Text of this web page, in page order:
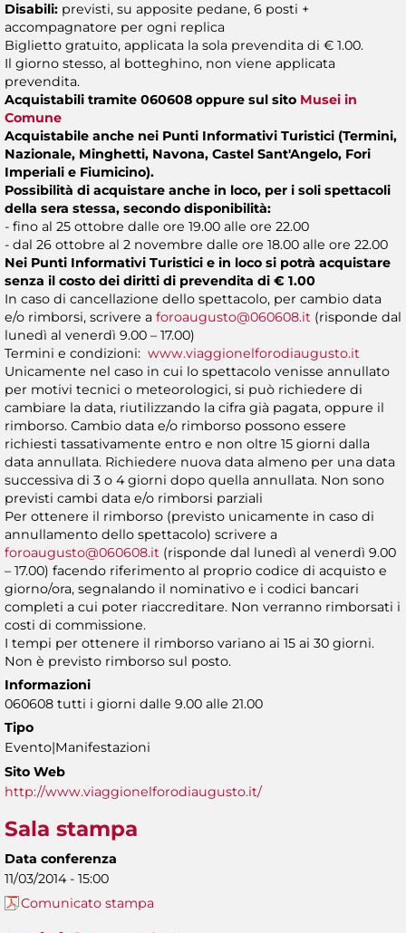
Disabili: previsti, su apposite pedane, 6 posti +
accompagnatore per ogni replica
Biglietto gratuito, applicata la sola prevendita di € 1.00.
Il giorno stesso, al botteghino, non viene applicata
prevendita.
Acquistabili tramite 060608 oppure sul sito Musei in
Comune
Acquistabile anche nei Punti Informativi Turistici (Termini,
Nazionale, Minghetti, Navona, Castel Sant'Angelo, Fori
Imperiali e Fiumicino).
Possibilità di acquistare anche in loco, per i soli spettacoli
della sera stessa, secondo disponibilità:
- fino al 25 ottobre dalle ore 19.00 alle ore 22.00
- dal 26 ottobre al 2 novembre dalle ore 18.00 alle ore 22.00
Nei Punti Informativi Turistici e in loco si potrà acquistare
senza il costo dei diritti di prevendita di € 1.00
In caso di cancellazione dello spettacolo, per cambio data
e/o rimborsi, scrivere a foroaugusto@060608.it (risponde dal
lunedì al venerdì 9.00 – 17.00)
Termini e condizioni: www.viaggionelforodiaugusto.it
Unicamente nel caso in cui lo spettacolo venisse annullato
per motivi tecnici o meteorologici, si può richiedere di
cambiare la data, riutilizzando la cifra già pagata, oppure il
rimborso. Cambio data e/o rimborso possono essere
richiesti tassativamente entro e non oltre 15 giorni dalla
data annullata. Richiedere nuova data almeno per una data
successiva di 3 o 4 giorni dopo quella annullata. Non sono
previsti cambi data e/o rimborsi parziali
Per ottenere il rimborso (previsto unicamente in caso di
annullamento dello spettacolo) scrivere a
foroaugusto@060608.it (risponde dal lunedì al venerdì 9.00
– 17.00) facendo riferimento al proprio codice di acquisto e
giorno/ora, segnalando il nominativo e i codici bancari
completi a cui poter riaccreditare. Non verranno rimborsati i
costi di commissione.
I tempi per ottenere il rimborso variano ai 15 ai 30 giorni.
Non è previsto rimborso sul posto.
Informazioni
060608 tutti i giorni dalle 9.00 alle 21.00
Tipo
Evento|Manifestazioni
Sito Web
http://www.viaggionelforodiaugusto.it/
Sala stampa
Data conferenza
11/03/2014 - 15:00
Comunicato stampa